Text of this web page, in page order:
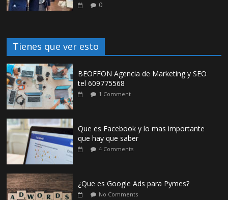
0
Tienes que ver esto
BEOFFON Agencia de Marketing y SEO
tel 609775568
1 Comment
Que es Facebook y lo mas importante
que hay que saber
4 Comments
¿Que es Google Ads para Pymes?
No Comments